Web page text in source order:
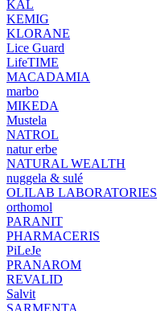
KAL
KEMIG
KLORANE
Lice Guard
LifeTIME
MACADAMIA
marbo
MIKEDA
Mustela
NATROL
natur erbe
NATURAL WEALTH
nuggela & sulé
OLILAB LABORATORIES
orthomol
PARANIT
PHARMACERIS
PiLeJe
PRANAROM
REVALID
Salvit
SARMENTA